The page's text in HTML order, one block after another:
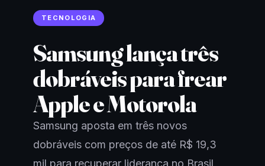
TECNOLOGIA
Samsung lança três
dobráveis para frear
Apple e Motorola
Samsung aposta em três novos
dobráveis com preços de até R$ 19,3
mil para recuperar liderança no Brasil